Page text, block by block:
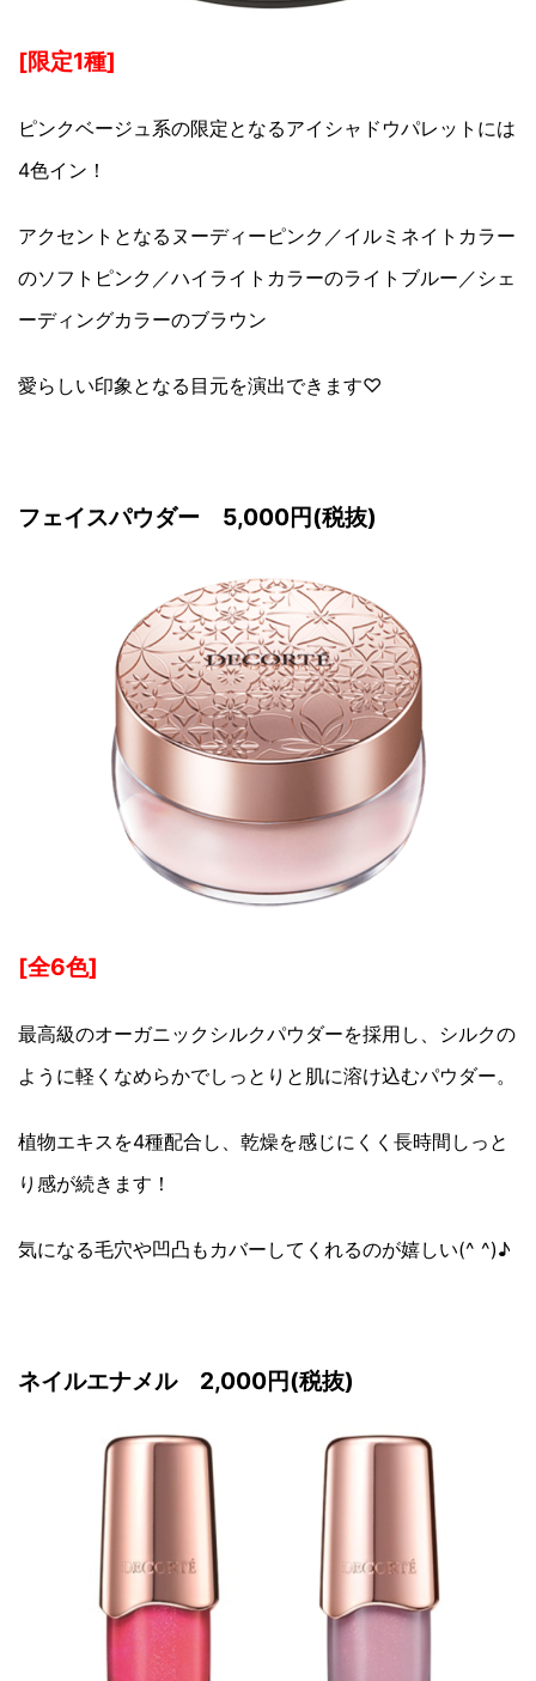
[限定1種]
ピンクベージュ系の限定となるアイシャドウパレットには
4色イン！
アクセントとなるヌーディーピンク／イルミネイトカラー
のソフトピンク／ハイライトカラーのライトブルー／シェ
ーディングカラーのブラウン
愛らしい印象となる目元を演出できます♡
フェイスパウダー 5,000円(税抜)
[全6色]
最高級のオーガニックシルクパウダーを採用し、シルクの
ように軽くなめらかでしっとりと肌に溶け込むパウダー。
植物エキスを4種配合し、乾燥を感じにくく長時間しっと
り感が続きます！
気になる毛穴や凹凸もカバーしてくれるのが嬉しい(^ ^)♪
ネイルエナメル 2,000円(税抜)